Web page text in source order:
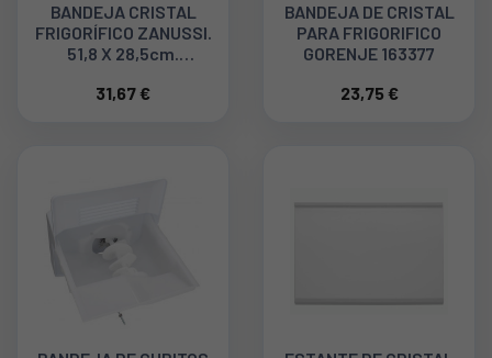
BANDEJA CRISTAL
FRIGORÍFICO ZANUSSI.
51,8 X 28,5cm.
31,67 €
BANDEJA DE CRISTAL
PARA FRIGORIFICO
GORENJE 163377
23,75 €